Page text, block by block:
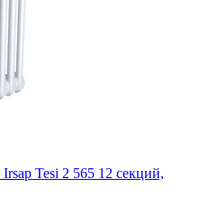
Tesi 2 565 12 секций,